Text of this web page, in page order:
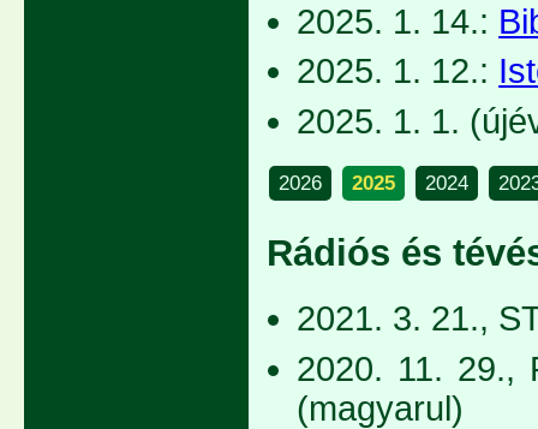
2025. 1. 14.:
2025. 1. 12.:
2025. 1. 1.
2026 2025 2024
Rádiós és
2021. 3. 21.,
2020. 11. 29.,
(magyarul)